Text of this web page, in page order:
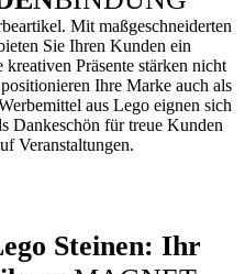
Mit maßgeschneiderten
Sie Ihren Kunden ein
Präsente stärken nicht
Ihre Marke auch als
aus Lego eignen sich
Dankeschön für treue Kunden
Veranstaltungen.
Steinen: Ihr